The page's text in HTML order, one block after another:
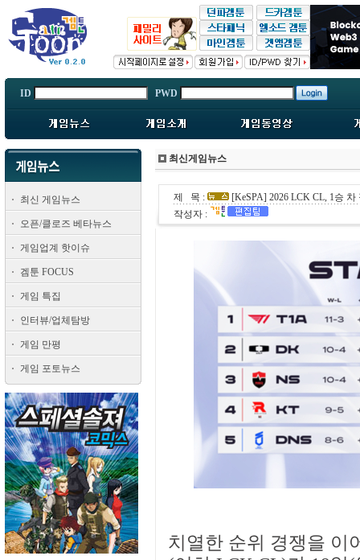
ID PWD
최신 게임뉴스
오픈/클로즈 베타뉴스
게임업계 핫이슈
겜툰 FOCUS
게임 특집
인터뷰/업체탐방
게임 만평
게임 포토뉴스
최신게임뉴스
제 목 :
[KeSPA] 2026 LCK CL, 1승 차
작성자 :
치열한 순위 경쟁을 이